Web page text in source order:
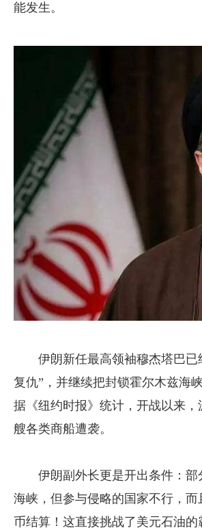
能发生。
伊朗新任最高领袖穆杰塔巴已
复仇”，并继续把封锁霍尔木兹海
据《纽约时报》统计，开战以来，
艘各类商船遭袭。
伊朗副外长更是开出条件：部
海峡，但参与侵略的国家不行，而
币结算！这直接挑战了美元石油的